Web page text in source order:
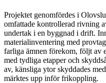
Projektet genomfördes i
omfattade kontrollerad rivning
undertak i en byggnad i drift.
materialinventering med
farliga ämnen förekom, följt av
med tydliga etapper och
av, känsliga ytor skyddades
märktes upp inför frikoppling.